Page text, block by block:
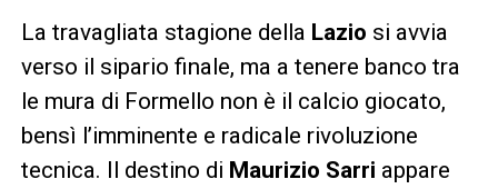
La travagliata stagione della Lazio si avvia
verso il sipario finale, ma a tenere banco tra
le mura di Formello non è il calcio giocato,
bensì l’imminente e radicale rivoluzione
tecnica. Il destino di Maurizio Sarri appare